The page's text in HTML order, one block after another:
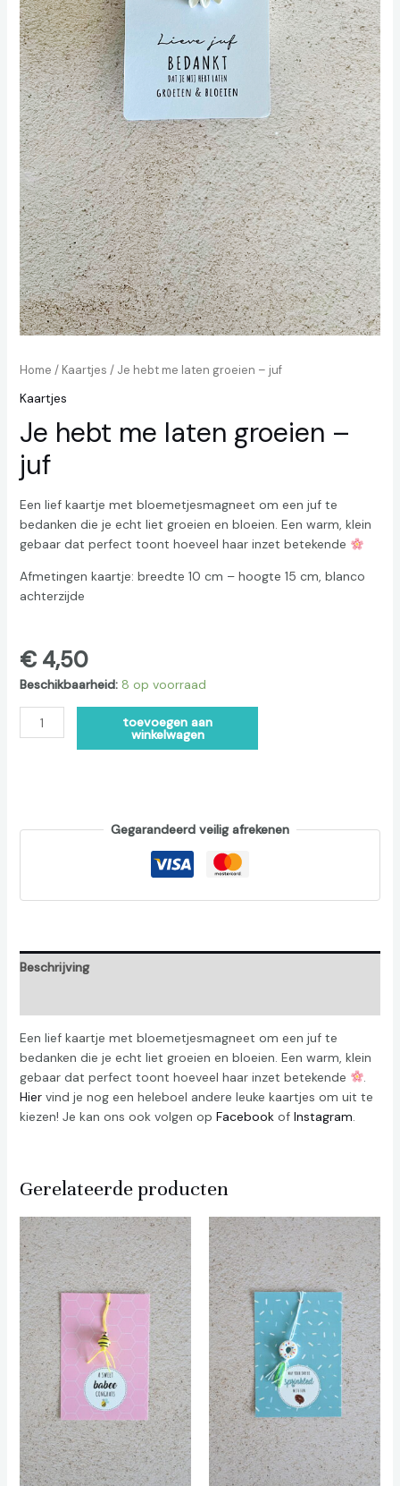
Home / Kaartjes / Je hebt me laten groeien – juf
Kaartjes
Je hebt me laten groeien –
juf
Een lief kaartje met bloemetjesmagneet om een juf te
bedanken die je echt liet groeien en bloeien. Een warm, klein
gebaar dat perfect toont hoeveel haar inzet betekende
Afmetingen kaartje: breedte 10 cm – hoogte 15 cm, blanco
achterzijde
€4,50
Beschikbaarheid: 8 op voorraad
toevoegen aan
winkelwagen
Gegarandeerd veilig afrekenen
Beschrijving
Een lief kaartje met bloemetjesmagneet om een juf te
bedanken die je echt liet groeien en bloeien. Een warm, klein
gebaar dat perfect toont hoeveel haar inzet betekende
.
Hiervind je nog een heleboel andere leuke kaartjes om uit te
kiezen! Je kan ons ook volgen op Facebookof Instagram.
Gerelateerde producten